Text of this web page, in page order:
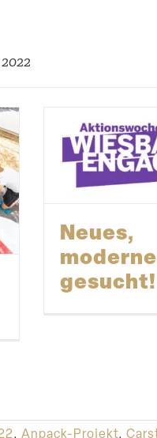
Neues,
gesucht!
, Anpack-Projekt,